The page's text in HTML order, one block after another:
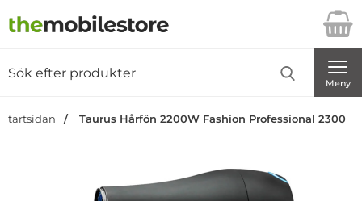
Startsidan för Danira Telecom AB
Meny
Startsidan Taurus Hårfön 2200W Fashion Professional 2300